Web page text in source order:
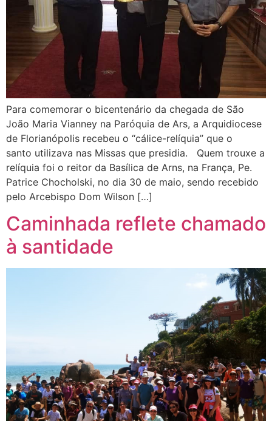
Para comemorar o bicentenário da chegada de São
João Maria Vianney na Paróquia de Ars, a Arquidiocese
de Florianópolis recebeu o “cálice-relíquia” que o
santo utilizava nas Missas que presidia. Quem trouxe a
relíquia foi o reitor da Basílica de Arns, na França, Pe.
Patrice Chocholski, no dia 30 de maio, sendo recebido
pelo Arcebispo Dom Wilson […]
Caminhada reflete chamado
à santidade